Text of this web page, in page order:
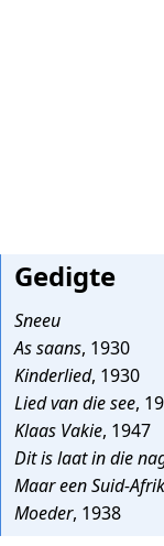
Gedigte
Sneeu
As saans, 1930
Kinderlied, 1930
Lied van die see,
Klaas Vakie, 1947
Dit is laat in die
Maar een Suid-
Moeder, 1938